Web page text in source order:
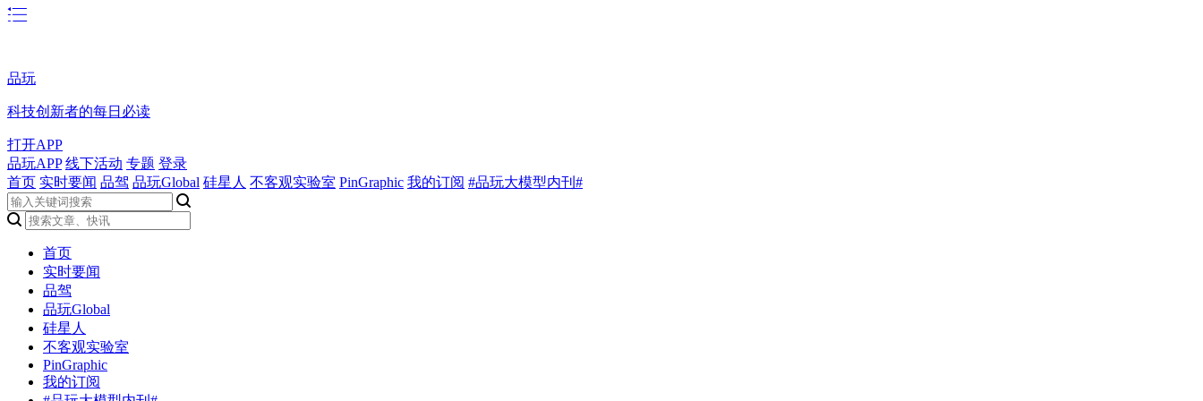
品玩
科技创新者的每日必读
打开APP
品玩APP 线下活动 专题 登录
首页 实时要闻 品驾 品玩Global 硅星人 不客观实验室 PinGraphic 我的订阅 #品玩大模型内刊#
首页
实时要闻
品驾
品玩Global
硅星人
不客观实验室
PinGraphic
我的订阅